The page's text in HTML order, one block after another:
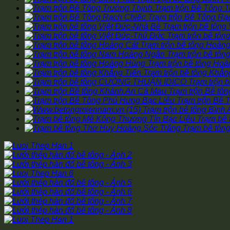
Trạm trộn Bê Tông
Trạm trộn Bê Tông
Trạm trộn bê
Trạm trộn bê
Trạm trộn bê tông
Trạm trộn bê
Trạm trộn bê tông
Trạm trộn bê tông
Trạm trộn
Trạm trộn Bê
Trạm trộn Bê
Trạm trộn bê tông Bình
Trạm
Trạm bê